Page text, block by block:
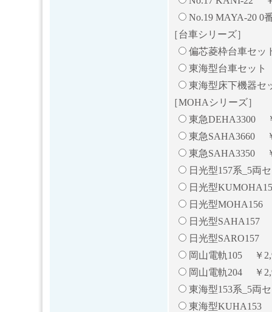
No.19 MAYA-20
［台車シリーズ］
偏芯菱枠台車セ
東海型台車セッ
東海型床下機器
［MOHAシリーズ］
東急DEHA3300
東急SAHA3660
東急SAHA3350
日光型157系_5両
日光型
日光型MOHA156
日光型SAHA157
日光型SARO157
岡山電軌105 ￥
岡山電軌204 ￥
東海型153系_5両
東海型KUHA153